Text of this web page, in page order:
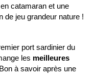
en catamaran et une
de jeu grandeur nature !
port sardinier du
les meilleures
à savoir après une